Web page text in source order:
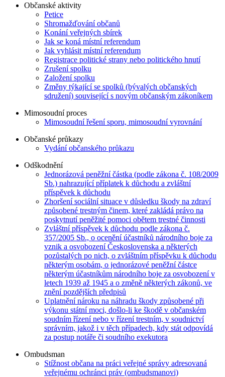
Občanské aktivity
Petice
Shromažďování občanů
Konání veřejných sbírek
Jak se koná místní referendum
Jak vyhlásit místní referendum
Registrace politické strany nebo politického hnutí
Zrušení spolku
Založení spolku
Změny týkající se spolků (bývalých občanských
sdružení) související s novým občanským zákoníkem
Mimosoudní proces
Mimosoudní řešení sporu, mimosoudní vyrovnání
Občanské průkazy
Vydání občanského průkazu
Odškodnění
Jednorázová peněžní částka (podle zákona č. 108/2009
Sb.) nahrazující příplatek k důchodu a zvláštní
příspěvek k důchodu
Zhoršení sociální situace v důsledku škody na zdraví
způsobené trestným činem, které zakládá právo na
poskytnutí peněžité pomoci obětem trestné činnosti
Zvláštní příspěvek k důchodu podle zákona č.
357/2005 Sb., o ocenění účastníků národního boje za
vznik a osvobození Československa a některých
pozůstalých po nich, o zvláštním příspěvku k důchodu
některým osobám, o jednorázové peněžní částce
některým účastníkům národního boje za osvobození v
letech 1939 až 1945 a o změně některých zákonů, ve
znění pozdějších předpisů
Uplatnění nároku na náhradu škody způsobené při
výkonu státní moci, došlo-li ke škodě v občanském
soudním řízení nebo v řízení trestním, v soudnictví
správním, jakož i v těch případech, kdy stát odpovídá
za postup notáře či soudního exekutora
Ombudsman
Stížnost občana na práci veřejné správy adresovaná
veřejnému ochránci práv (ombudsmanovi)